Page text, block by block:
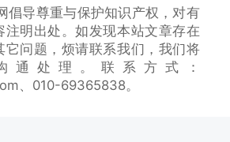
略做出来科学严谨的预判。您若想对再生塑料
粉行业有个系统的了解或者想投资再生塑料粉
行业，本报告是您不可或缺的重要工具。
倡导尊重与保护知识产权，对有
注明出处。如发现本站文章存在
它问题，烦请联系我们，我们将
通处理。联系方式：
、010-69365838。